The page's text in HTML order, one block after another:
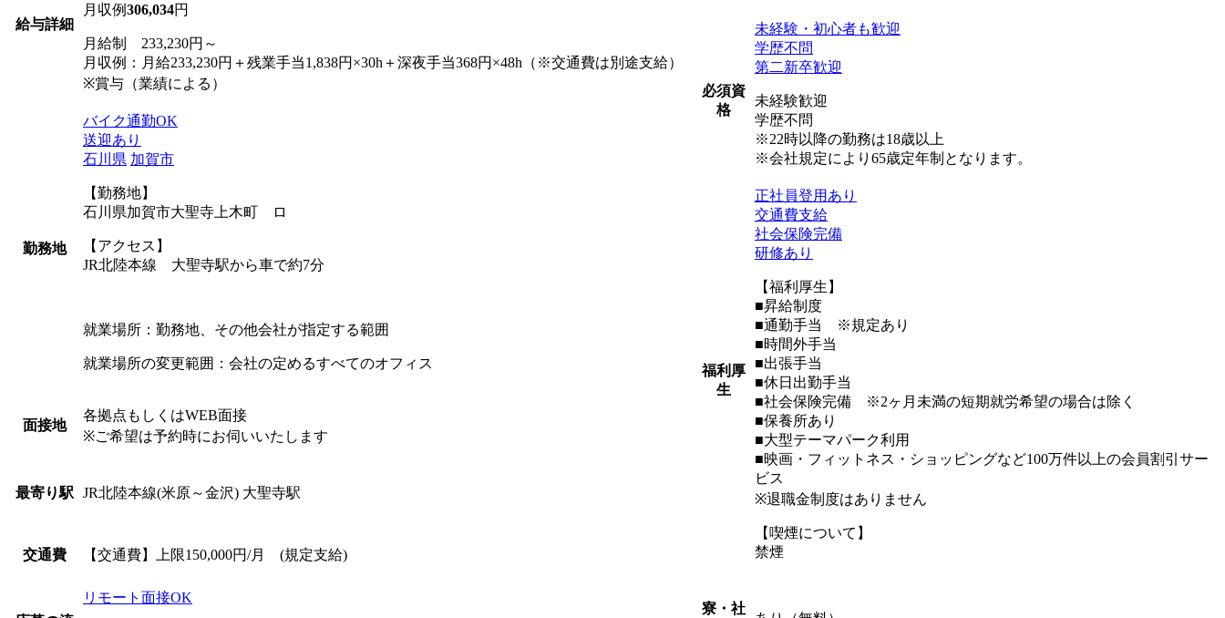
給与詳細
月収例306,034円
月給制 233,230円～
月収例：月給233,230円＋残業手当1,838円×30h＋深夜手当368円×48h（※交通費は別途支給）
※賞与（業績による）
勤務地
バイク通勤OK
送迎あり
石川県 加賀市
【勤務地】
石川県加賀市大聖寺上木町 ロ
【アクセス】
JR北陸本線 大聖寺駅から車で約7分
就業場所：勤務地、その他会社が指定する範囲
就業場所の変更範囲：会社の定めるすべてのオフィス
面接地
各拠点もしくはWEB面接
※ご希望は予約時にお伺いいたします
最寄り駅 JR北陸本線(米原～金沢) 大聖寺駅
交通費 【交通費】上限150,000円/月 (規定支給)
リモート面接OK
必須資
格
未経験・初心者も歓迎
学歴不問
第二新卒歓迎
未経験歓迎
学歴不問
※22時以降の勤務は18歳以上
※会社規定により65歳定年制となります。
福利厚
生
正社員登用あり
交通費支給
社会保険完備
研修あり
【福利厚生】
■昇給制度
■通勤手当 ※規定あり
■時間外手当
■出張手当
■休日出勤手当
■社会保険完備 ※2ヶ月未満の短期就労希望の場合は除く
■保養所あり
■大型テーマパーク利用
■映画・フィットネス・ショッピングなど100万件以上の会員割引サー
ビス
※退職金制度はありません
【喫煙について】
禁煙
寮・社